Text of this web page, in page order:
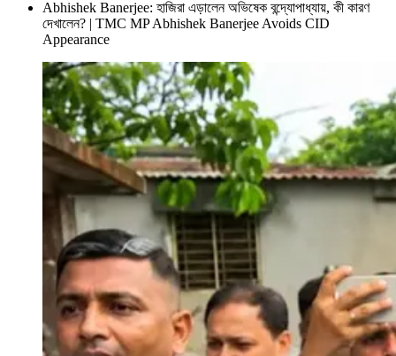
Abhishek Banerjee: হাজিরা এড়ালেন অভিষেক বন্দ্যোপাধ্যায়, কী কারণ
দেখালেন? | TMC MP Abhishek Banerjee Avoids CID
Appearance